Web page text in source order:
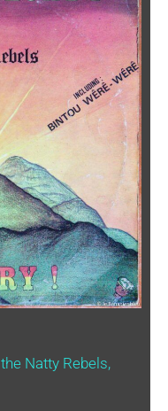
Natty Rebels,